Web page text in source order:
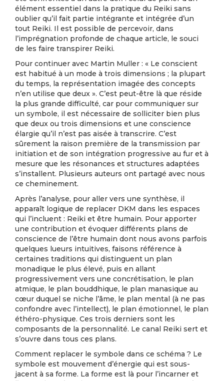
élément essentiel dans la pratique du Reiki sans
oublier qu’il fait partie intégrante et intégrée d’un
tout Reiki. Il est possible de percevoir, dans
l’imprégnation profonde de chaque article, le souci
de les faire transpirer Reiki.
Pour continuer avec Martin Muller : « Le conscient
est habitué à un mode à trois dimensions ; la plupart
du temps, la représentation imagée des concepts
n’en utilise que deux ». C’est peut-être là que réside
la plus grande difficulté, car pour communiquer sur
un symbole, il est nécessaire de solliciter bien plus
que deux ou trois dimensions et une conscience
élargie qu’il n’est pas aisée à transcrire. C’est
sûrement la raison première de la transmission par
initiation et de son intégration progressive au fur et à
mesure que les résonances et structures adaptées
s’installent. Plusieurs auteurs ont partagé avec nous
ce cheminement.
Après l’analyse, pour aller vers une synthèse, il
apparaît logique de replacer DKM dans les espaces
qui l’incluent : Reiki et être humain. Pour apporter
une contribution et évoquer différents plans de
conscience de l’être humain dont nous avons parfois
quelques lueurs intuitives, faisons référence à
certaines traditions qui distinguent un plan
monadique le plus élevé, puis en allant
progressivement vers une concrétisation, le plan
atmique, le plan bouddhique, le plan manasique au
cœur duquel se niche l’âme, le plan mental (à ne pas
confondre avec l’intellect), le plan émotionnel, le plan
éthéro-physique. Ces trois derniers sont les
composants de la personnalité. Le canal Reiki sert et
s’ouvre dans tous ces plans.
Comment replacer le symbole dans ce schéma ? Le
symbole est mouvement d’énergie qui est sous-
jacent à sa forme. La forme est là pour l’incarner et